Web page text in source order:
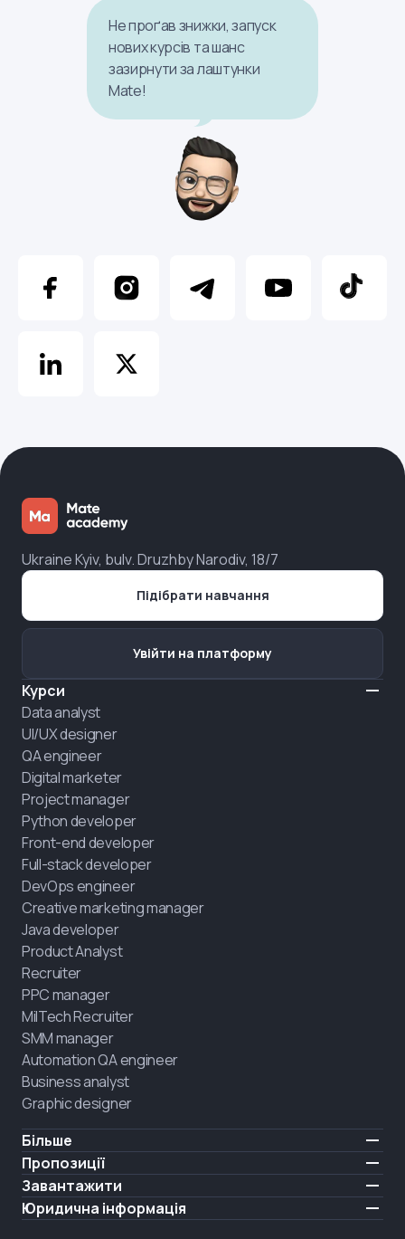
Не проґав знижки, запуск
нових курсів та шанс
зазирнути за лаштунки
Mate!
Ukraine Kyiv, bulv. Druzhby Narodiv, 18/7
Курси
Data analyst
UI/UX designer
QA engineer
Digital marketer
Project manager
Python developer
Front-end developer
Full-stack developer
DevOps engineer
Creative marketing manager
Java developer
Product Analyst
Recruiter
PPC manager
MilTech Recruiter
SMM manager
Automation QA engineer
Business analyst
Graphic designer
Більше
Ціни
Відгуки
Про нас
Блог
Пропозиції
IT для ветеранів
Найняти випускника
Завантажити
iOS
Юридична інформація
Підібрати навчання
Увійти на платформу